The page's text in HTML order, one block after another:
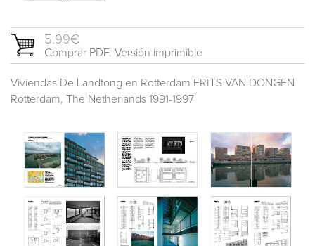
5.99€
Comprar PDF. Versión imprimible
Viviendas De Landtong en Rotterdam FRITS VAN DONGEN
Rotterdam, The Netherlands 1991-1997